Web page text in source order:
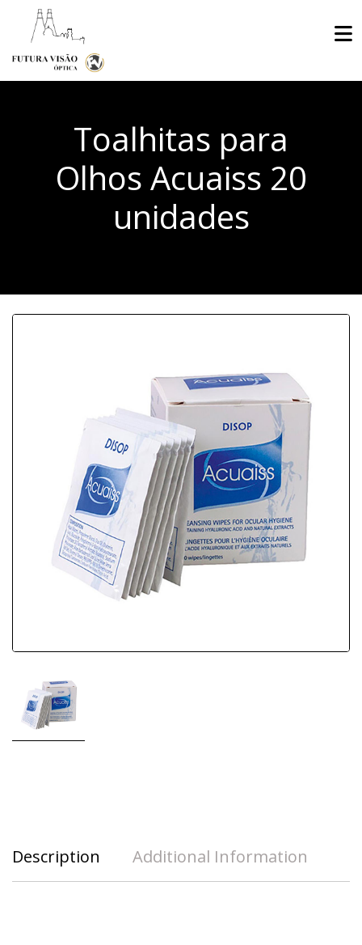
Toalhitas para
Olhos Acuaiss 20
unidades
Description Additional Information